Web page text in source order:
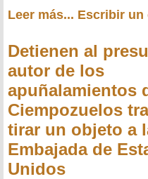
Leer más... Escribir un
Detienen al
autor de los
apuñalamientos
Ciempozuelos
tirar un objeto a
Embajada de
Unidos